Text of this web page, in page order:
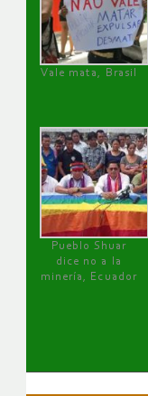
Vale mata, Brasil
Pueblo Shuar
dice no a la
minería, Ecuador